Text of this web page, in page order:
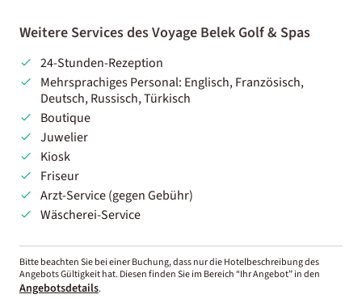
Weitere Services des Voyage Belek Golf & Spas
24-Stunden-Rezeption
Mehrsprachiges Personal: Englisch, Französisch,
Deutsch, Russisch, Türkisch
Boutique
Juwelier
Kiosk
Friseur
Arzt-Service (gegen Gebühr)
Wäscherei-Service
Bitte beachten Sie bei einer Buchung, dass nur die Hotelbeschreibung des
Angebots Gültigkeit hat. Diesen finden Sie im Bereich “Ihr Angebot” in den
Angebotsdetails.